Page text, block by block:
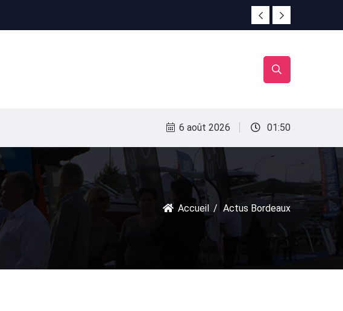
caritatif à Floirac
6 août 2026 01:50
Accueil Actus Bordeaux